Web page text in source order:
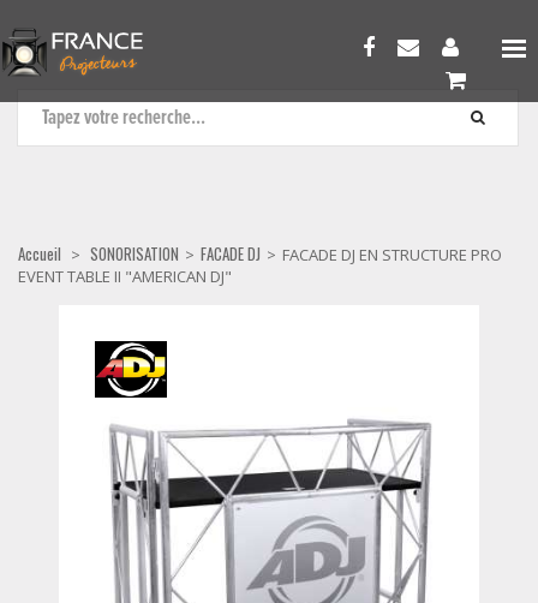
FACADE DJ
Accueil > SONORISATION > FACADE DJ > FACADE DJ EN STRUCTURE PRO
EVENT TABLE II "AMERICAN DJ"